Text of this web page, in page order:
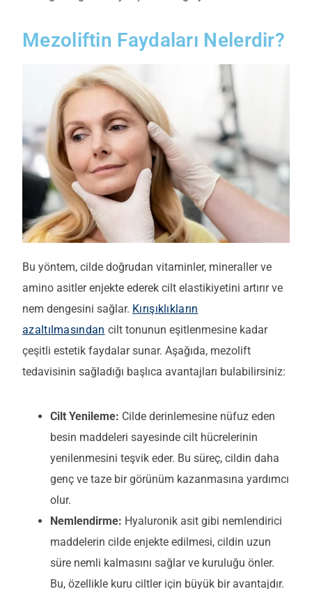
Mezoliftin Faydaları Nelerdir?
Bu yöntem, cilde doğrudan vitaminler, mineraller ve
amino asitler enjekte ederek cilt elastikiyetini artırır ve
nem dengesini sağlar. Kırışıklıkların
azaltılmasından cilt tonunun eşitlenmesine kadar
çeşitli estetik faydalar sunar. Aşağıda, mezolift
tedavisinin sağladığı başlıca avantajları bulabilirsiniz:
Cilt Yenileme: Cilde derinlemesine nüfuz eden
besin maddeleri sayesinde cilt hücrelerinin
yenilenmesini teşvik eder. Bu süreç, cildin daha
genç ve taze bir görünüm kazanmasına yardımcı
olur.
Nemlendirme: Hyaluronik asit gibi nemlendirici
maddelerin cilde enjekte edilmesi, cildin uzun
süre nemli kalmasını sağlar ve kuruluğu önler.
Bu, özellikle kuru ciltler için büyük bir avantajdır.